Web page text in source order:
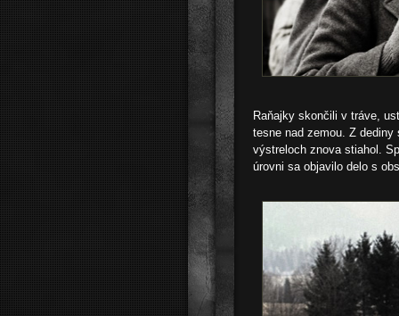
Raňajky skončili v tráve,
tesne nad zemou. Z
výstreloch znova stiahol.
úrovni sa objavilo delo s